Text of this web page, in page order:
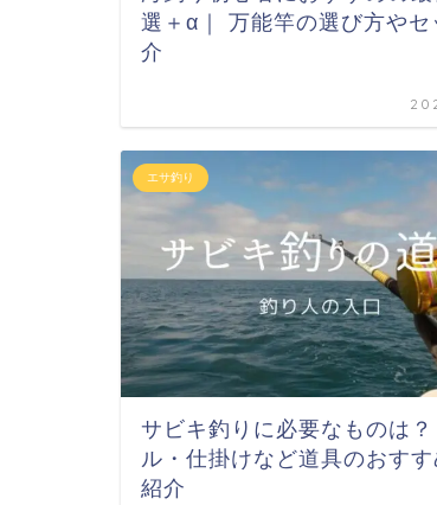
選＋α｜ 万能竿の選び方やセ
介
エサ釣り
サビキ釣りに必要なものは？
ル・仕掛けなど道具のおす
紹介